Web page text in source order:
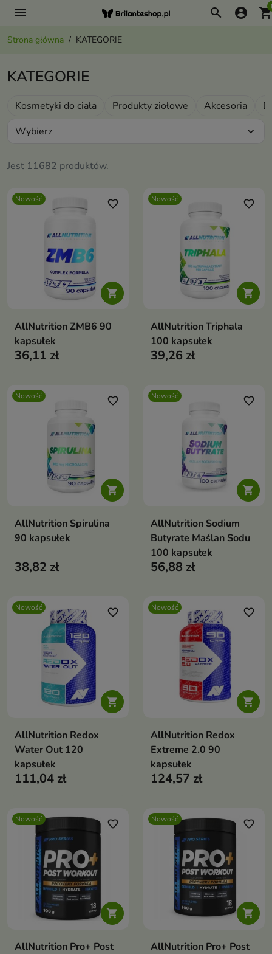
menu search account_circle
Strona główna KATEGORIE
KATEGORIE
Kosmetyki do ciała Produkty ziołowe Akcesoria
Jest 11682 produktów.
Wybierz expand_more
Nowość

favorite_border
AllNutrition ZMB6 90
kapsułek
36,11 zł
Nowość

favorite_border
AllNutrition Triphala
100 kapsułek
39,26 zł
Nowość

favorite_border
AllNutrition Spirulina
90 kapsułek
38,82 zł
Nowość

favorite_border
AllNutrition Sodium
Butyrate Maślan Sodu
100 kapsułek
56,88 zł
Nowość

favorite_border
AllNutrition Redox
Water Out 120
kapsułek
111,04 zł
Nowość

favorite_border
AllNutrition Redox
Extreme 2.0 90
kapsułek
124,57 zł
Nowość

favorite_border
AllNutrition Pro+ Post
Nowość

favorite_border
AllNutrition Pro+ Post